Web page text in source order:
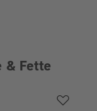
& Fette